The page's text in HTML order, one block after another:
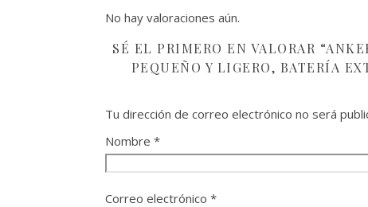
No hay valoraciones aún.
SÉ EL PRIMERO EN VALORAR
PEQUEÑO Y LIGERO, BATERÍA
Tu dirección de correo electrónico no será
Nombre *
Correo electrónico *